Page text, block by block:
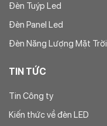
Đèn Tuýp Led
Đèn Panel Led
Đèn Năng Lượng Mặt Trời
TIN TỨC
Tin Công ty
Kiến thức về đèn LED